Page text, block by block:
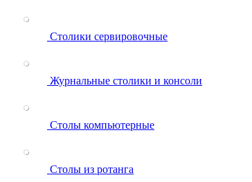
Столики сервировочные
Журнальные столики и консоли
Столы компьютерные
Столы из ротанга